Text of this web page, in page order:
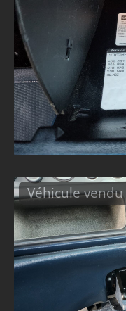
Véhicule vendu